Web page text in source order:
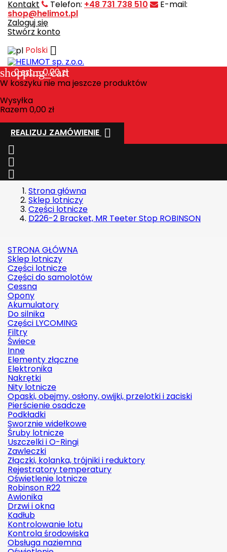
Kontakt Telefon: +48 731 738 510 E-mail:
shop@helimot.pl
Zaloguj się
Stwórz konto
Polski 
shopping_cart
0szt. - 0,00 zł
W koszyku nie ma jeszcze produktów
Wysyłka
Razem0,00 zł
REALIZUJ ZAMÓWIENIE 



Strona główna
Sklep lotniczy
Części lotnicze
D226-2 Bracket, MR Teeter Stop ROBINSON
STRONA GŁÓWNA
Sklep lotniczy
Części lotnicze
Części do samolotów
Cessna
Opony
Akumulatory
Do silnika
Części LYCOMING
Filtry
Świece
Inne
Elementy złączne
Elektronika
Nakrętki
Nity lotnicze
Opaski, obejmy, osłony, owijki, przelotki i zaciski
Pierścienie osadcze
Podkładki
Sworznie widełkowe
Śruby lotnicze
Uszczelki i O-Ringi
Zawleczki
Złączki, kolanka, trójniki i reduktory
Rejestratory temperatury
Oświetlenie lotnicze
Robinson R22
Awionika
Drzwi i okna
Kadłub
Kontrolowanie lotu
Kontrola środowiska
Obsługa naziemna